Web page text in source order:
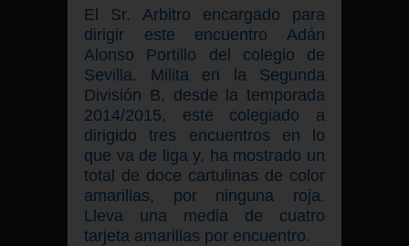
El Sr. Arbitro encargado para
dirigir este encuentro Adán
Alonso Portillo del colegio de
Sevilla. Milita en la Segunda
División B, desde la temporada
2014/2015, este colegiado a
dirigido tres encuentros en lo
que va de liga y, ha mostrado un
total de doce cartulinas de color
amarillas, por ninguna roja.
Lleva una media de cuatro
tarjeta amarillas por encuentro.